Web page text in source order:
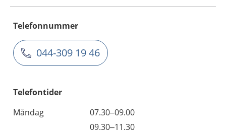
Telefonnummer
044-309 19 46
Telefontider
Måndag
07.30–09.00
09.30–11.30